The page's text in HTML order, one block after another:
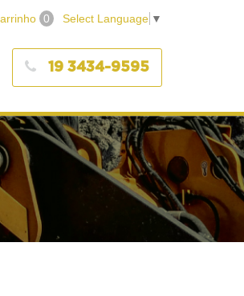
0 Select Language ▼
19 3434-9595